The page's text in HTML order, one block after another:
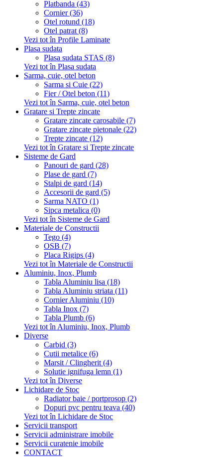
Platbanda (43)
Cornier (36)
Otel rotund (18)
Otel patrat (8)
Vezi tot în Profile Laminate
Plasa sudata
Plasa sudata STAS (8)
Vezi tot în Plasa sudata
Sarma, cuie, otel beton
Sarma si Cuie (22)
Fier / Otel beton (11)
Vezi tot în Sarma, cuie, otel beton
Gratare si Trepte zincate
Gratare zincate carosabile (7)
Gratare zincate pietonale (22)
Trepte zincate (12)
Vezi tot în Gratare si Trepte zincate
Sisteme de Gard
Panouri de gard (28)
Plase de gard (7)
Stalpi de gard (14)
Accesorii de gard (5)
Sarma NATO (1)
Sipca metalica (0)
Vezi tot în Sisteme de Gard
Materiale de Constructii
Tego (4)
OSB (7)
Placa Rigips (4)
Vezi tot în Materiale de Constructii
Aluminiu, Inox, Plumb
Tabla Aluminiu lisa (18)
Tabla Aluminiu striata (11)
Cornier Aluminiu (10)
Tabla Inox (7)
Tabla Plumb (6)
Vezi tot în Aluminiu, Inox, Plumb
Diverse
Carbid (3)
Cutii metalice (6)
Marsit / Clingherit (4)
Solutie ignifuga lemn (1)
Vezi tot în Diverse
Lichidare de Stoc
Radiator baie / portprosop (2)
Dopuri pvc pentru teava (40)
Vezi tot în Lichidare de Stoc
Servicii transport
Servicii administrare imobile
Servicii curatenie imobile
CONTACT